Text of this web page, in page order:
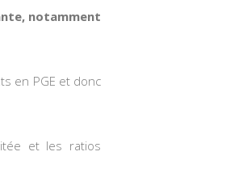
notamment
en PGE et donc
et les ratios